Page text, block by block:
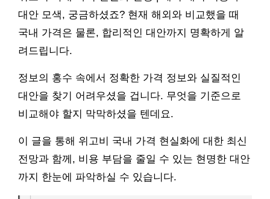
대안 모색, 궁금하셨죠? 현재 해외와 비교했을 때
국내 가격은 물론, 합리적인 대안까지 명확하게 알
려드립니다.
정보의 홍수 속에서 정확한 가격 정보와 실질적인
대안을 찾기 어려우셨을 겁니다. 무엇을 기준으로
비교해야 할지 막막하셨을 텐데요.
이 글을 통해 위고비 국내 가격 현실화에 대한 최신
전망과 함께, 비용 부담을 줄일 수 있는 현명한 대안
까지 한눈에 파악하실 수 있습니다.